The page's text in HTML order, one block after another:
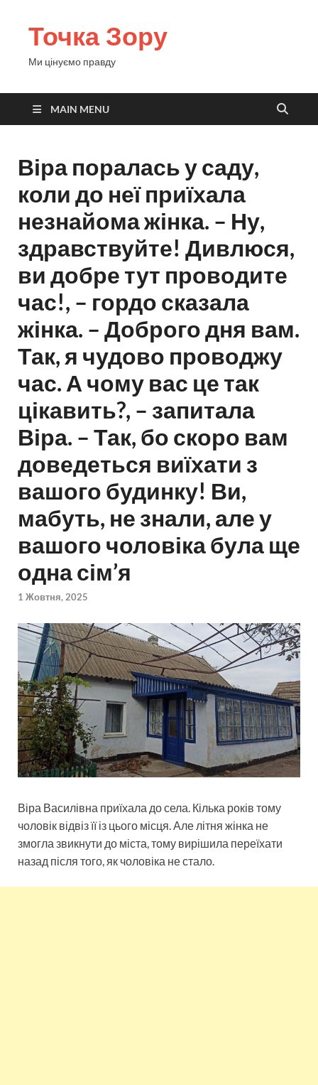
Точка Зору
Ми цінуємо правду
MAIN MENU
Віра поралась у саду,
коли до неї приїхала
незнайома жінка. – Ну,
здравствуйте! Дивлюся,
ви добре тут проводите
час!, – гордо сказала
жінка. – Доброго дня вам.
Так, я чудово проводжу
час. А чому вас це так
цікавить?, – запитала
Віра. – Так, бо скоро вам
доведеться виїхати з
вашого будинку! Ви,
мабуть, не знали, але у
вашого чоловіка була ще
одна сім’я
1 Жовтня, 2025
Віра Василівна приїхала до села. Кілька років тому
чоловік відвіз її із цього місця. Але літня жінка не
змогла звикнути до міста, тому вирішила переїхати
назад після того, як чоловіка не стало.